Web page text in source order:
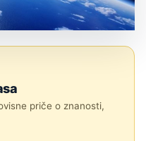
priče o znanosti,